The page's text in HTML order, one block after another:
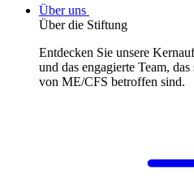
Über uns
Über die Stiftung
Entdecken Sie unsere
und das engagierte Team,
von ME/CFS betroffen sind.